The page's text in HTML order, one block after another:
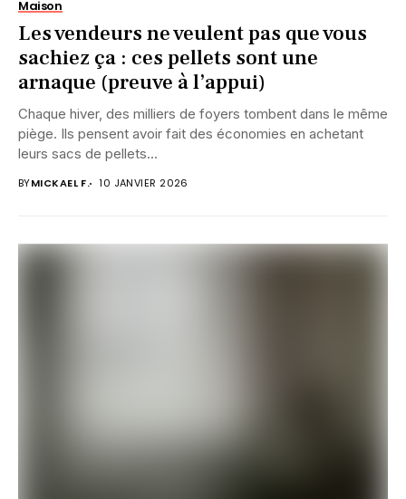
Maison
Les vendeurs ne veulent pas que vous
sachiez ça : ces pellets sont une
arnaque (preuve à l’appui)
Chaque hiver, des milliers de foyers tombent dans le même
piège. Ils pensent avoir fait des économies en achetant
leurs sacs de pellets...
BYMICKAEL F. 10 JANVIER 2026